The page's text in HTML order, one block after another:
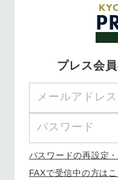
プレス会
パスワードの再設定
FAXで受信中の方はこ